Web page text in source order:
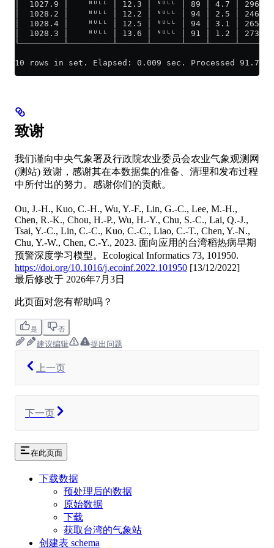
│  1027.9 │    ᴺᵁᴸᴸ │ 12.3 │ ᴺᵁᴸᴸ │ 89 │ 4.7 │
│  1028.2 │    ᴺᵁᴸᴸ │ 12.2 │ ᴺᵁᴸᴸ │ 94 │ 2.5 │
│  1028.4 │    ᴺᵁᴸᴸ │ 12.5 │ ᴺᵁᴸᴸ │ 94 │ 3.1 │
│  1028.3 │    ᴺᵁᴸᴸ │ 13.6 │ ᴺᵁᴸᴸ │ 91 │ 1.2 │
10 rows in set. Elapsed: 0.009 sec. Processed
致谢
我们谨向中央气象署及行政院农业委员会农业气象观测网
(测站) 致谢，感谢其在本数据集的准备、清理和发布过程
中所付出的努力。感谢你们的贡献。
Ou, J.-H., Kuo, C.-H., Wu, Y.-F., Lin, G.-C., Lee, M.-H.,
Chen, R.-K., Chou, H.-P., Wu, H.-Y., Chu, S.-C., Lai, Q.-J.,
Tsai, Y.-C., Lin, C.-C., Kuo, C.-C., Liao, C.-T., Chen, Y.-N.,
Chu, Y.-W., Chen, C.-Y., 2023. 面向应用的台湾稻热病早期
预警深度学习模型。Ecological Informatics 73, 101950.
https://doi.org/10.1016/j.ecoinf.2022.101950 [13/12/2022]
最后修改于 2026年7月3日
此页面对您有帮助吗？
是 否
建议编辑 提出问题
上一页
下一页
在此页面
下载数据
预处理后的数据
原始数据
下载
获取台湾的气象站
创建表 schema